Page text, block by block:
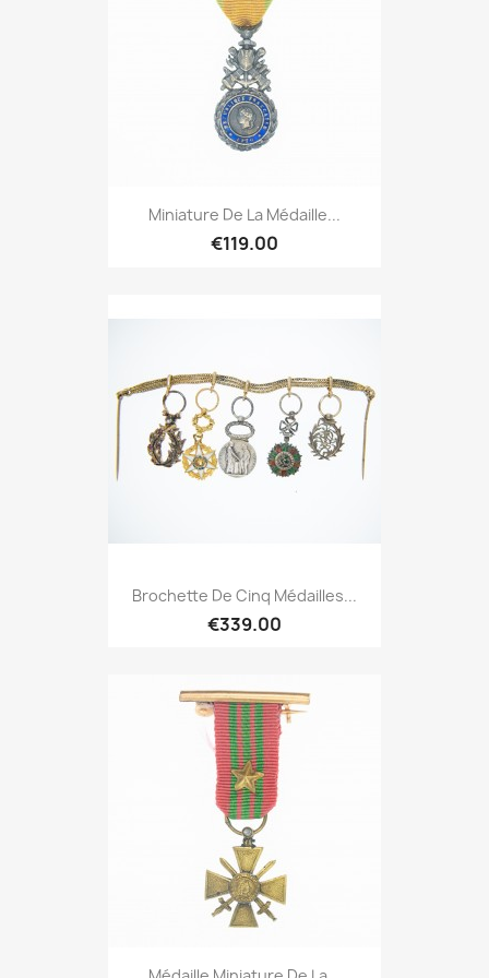
Miniature De La Médaille...
€119.00
Brochette De Cinq Médailles...
€339.00